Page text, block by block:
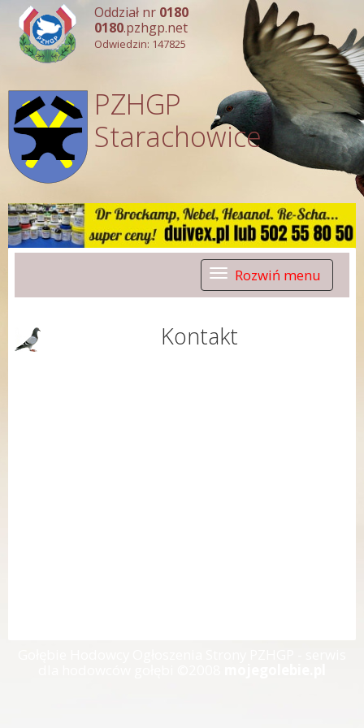
Oddział nr 0180
0180.pzhgp.net
Odwiedzin: 147825
PZHGP
Starachowice
Toggle
navigation
Rozwiń menu
Kontakt